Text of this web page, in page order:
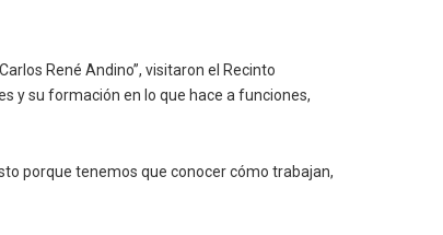
René Andino”, visitaron el Recinto
y su formación en lo que hace a funciones,
porque tenemos que conocer cómo trabajan,